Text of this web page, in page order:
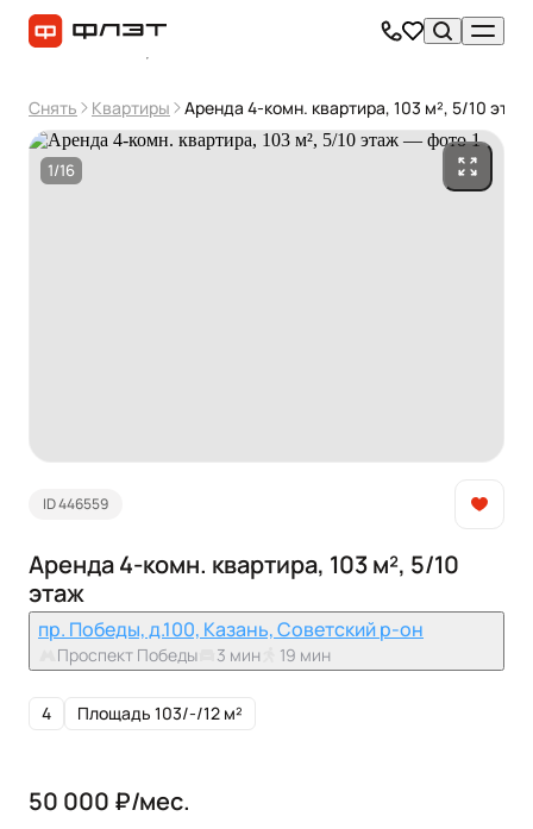
Снять Квартиры Аренда 4-комн. квартира, 103 м², 5/10 этаж
1/16
ID 446559
Аренда 4-комн. квартира, 103 м², 5/10
этаж
пр. Победы, д.100, Казань, Советский р-он
Проспект Победы 3 мин 19 мин
4 Площадь 103/-/12 м²
50 000 ₽/мес.